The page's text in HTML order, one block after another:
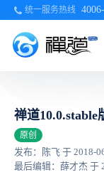
统一服务热线
禅道
原创
发布：陈飞 于 2018-
最后编辑：薛才杰 于